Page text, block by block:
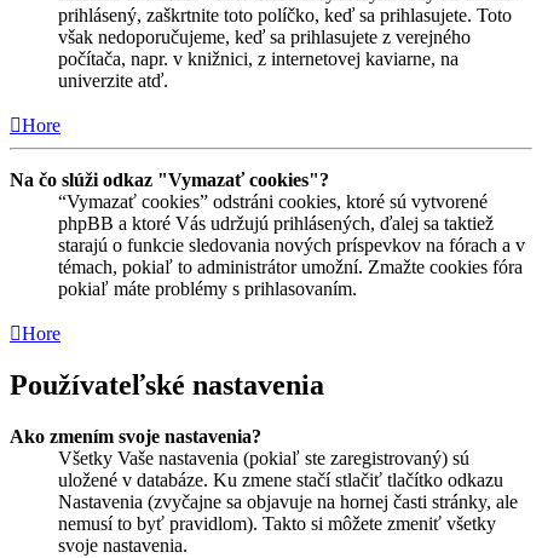
prihlásený, zaškrtnite toto políčko, keď sa prihlasujete. Toto
však nedoporučujeme, keď sa prihlasujete z verejného
počítača, napr. v knižnici, z internetovej kaviarne, na
univerzite atď.
Hore
Na čo slúži odkaz "Vymazať cookies"?
“Vymazať cookies” odstráni cookies, ktoré sú vytvorené
phpBB a ktoré Vás udržujú prihlásených, ďalej sa taktiež
starajú o funkcie sledovania nových príspevkov na fórach a v
témach, pokiaľ to administrátor umožní. Zmažte cookies fóra
pokiaľ máte problémy s prihlasovaním.
Hore
Používateľské nastavenia
Ako zmením svoje nastavenia?
Všetky Vaše nastavenia (pokiaľ ste zaregistrovaný) sú
uložené v databáze. Ku zmene stačí stlačiť tlačítko odkazu
Nastavenia (zvyčajne sa objavuje na hornej časti stránky, ale
nemusí to byť pravidlom). Takto si môžete zmeniť všetky
svoje nastavenia.